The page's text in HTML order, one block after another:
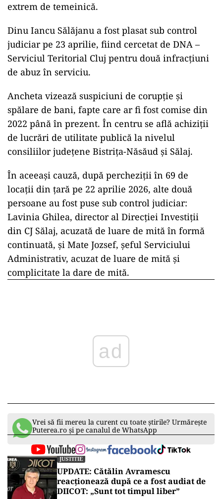
extrem de temeinică.
Dinu Iancu Sălăjanu a fost plasat sub control
judiciar pe 23 aprilie, fiind cercetat de DNA –
Serviciul Teritorial Cluj pentru două infracțiuni
de abuz în serviciu.
Ancheta vizează suspiciuni de corupție și
spălare de bani, fapte care ar fi fost comise din
2022 până în prezent. În centru se află achiziții
de lucrări de utilitate publică la nivelul
consiliilor județene Bistrița-Năsăud și Sălaj.
În aceeași cauză, după percheziții în 69 de
locații din țară pe 22 aprilie 2026, alte două
persoane au fost puse sub control judiciar:
Lavinia Ghilea, director al Direcției Investiții
din CJ Sălaj, acuzată de luare de mită în formă
continuată, și Mate Jozsef, șeful Serviciului
Administrativ, acuzat de luare de mită și
complicitate la dare de mită.
ad
Vrei să fii mereu la curent cu toate știrile? Urmărește
Puterea.ro și pe canalul de WhatsApp
JUSTITIE
UPDATE: Cătălin Avramescu
reacționează după ce a fost audiat de
DIICOT: „Sunt tot timpul liber”